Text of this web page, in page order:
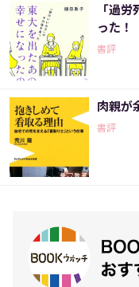
「過
った！
書評
肉親が
書評